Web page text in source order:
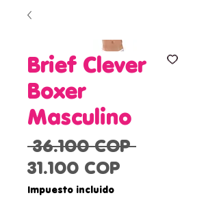
Brief Clever
Boxer
Masculino
36.100 COP Precio
31.100 COP
Impuesto incluido